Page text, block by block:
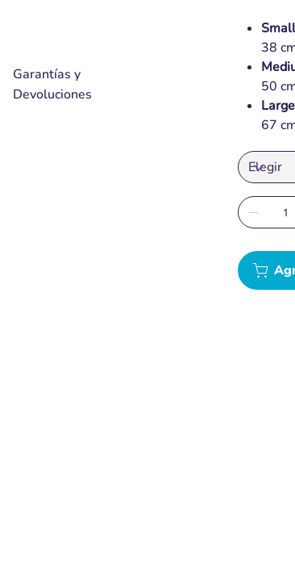
38
50
67
Garantías y
Devoluciones